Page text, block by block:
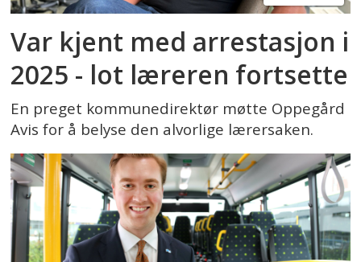
Var kjent med arrestasjon i
2025 - lot læreren fortsette
En preget kommunedirektør møtte Oppegård
Avis for å belyse den alvorlige lærersaken.